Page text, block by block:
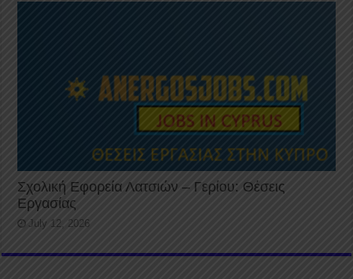
Σχολική Εφορεία Λατσιών – Γερίου: Θέσεις
Εργασίας
July 12, 2026